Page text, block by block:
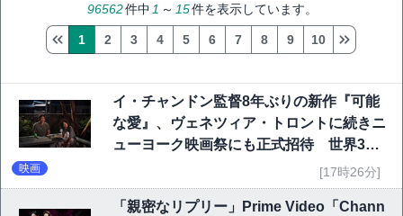
96562件中1 ～ 15件を表示しています。
1 2 3 4 5 6 7 8 9 10
イ・チャンドン監督8年ぶりの新作『可能
な愛』、ヴェネツィア・トロントに続きニ
ューヨーク映画祭にも正式招待 世界3大
映画 [17時26分]
「親密なリプリー」Prime Video「Chann